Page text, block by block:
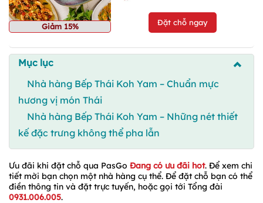
Giảm 15% Đặt chỗ ngay
Mục lục
Nhà hàng Bếp Thái Koh Yam – Chuẩn mực
hương vị món Thái
Nhà hàng Bếp Thái Koh Yam – Những nét thiết
kế đặc trưng không thể pha lẫn
Ưu đãi khi đặt chỗ qua PasGo Đang có ưu đãi hot. Để xem chi
tiết mời bạn chọn một nhà hàng cụ thể. Để đặt chỗ bạn có thể
điền thông tin và đặt trực tuyến, hoặc gọi tới Tổng đài
0931.006.005.